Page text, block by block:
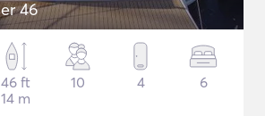
46
46 ft
14 m
10 4 6